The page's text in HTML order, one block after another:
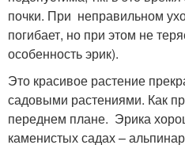
почки. При неправильном
погибает, но при этом не
особенность эрик).
Это красивое растение
садовыми растениями. Как
переднем плане. Эрика
каменистых садах –